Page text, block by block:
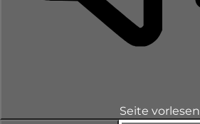
Seite vorlesen